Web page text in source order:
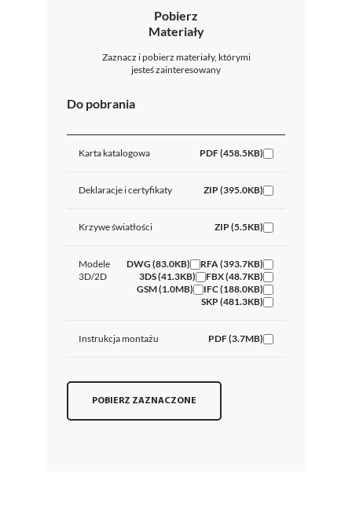
Pobierz
Materiały
Zaznacz i pobierz materiały, którymi
jesteś zainteresowany
Do pobrania
Karta katalogowa PDF (458.5KB)
Deklaracje i certyfikaty ZIP (395.0KB)
Krzywe światłości ZIP (5.5KB)
Modele
3D/2D
DWG (83.0KB)
RFA (393.7KB)
3DS (41.3KB)
FBX (48.7KB)
GSM (1.0MB)
IFC (188.0KB)
SKP (481.3KB)
Instrukcja montażu PDF (3.7MB)
POBIERZ ZAZNACZONE